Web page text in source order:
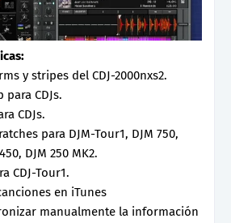
y stripes del CDJ-2000nxs2.
CDJs.
CDJs.
para DJM-Tour1, DJM 750,
DJM 250 MK2.
CDJ-Tour1.
en iTunes
manualmente la información